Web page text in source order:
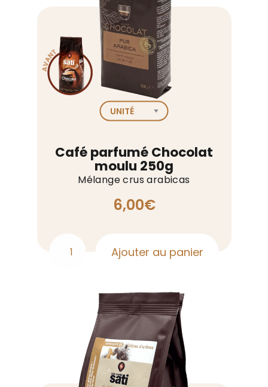
Café parfumé Chocolat
moulu 250g
Mélange crus arabicas
6,00€
quantité
parfumé
Chocolat
moulu
250g
Ajouter au panier